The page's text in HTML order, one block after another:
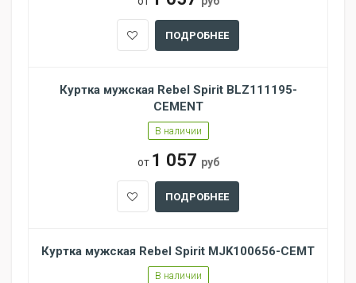
ПОДРОБНЕЕ
Куртка мужская Rebel Spirit BLZ111195-
CEMENT
В наличии
от 1 057 руб
ПОДРОБНЕЕ
Куртка мужская Rebel Spirit MJK100656-CEMT
В наличии